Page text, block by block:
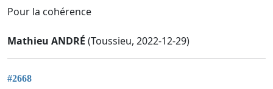
Pour la cohérence
Mathieu ANDRÉ (Toussieu, 2022-12-29)
#2668